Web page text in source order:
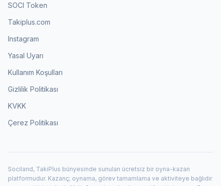
SOCI Token
Takiplus.com
Instagram
Yasal Uyarı
Kullanım Koşulları
Gizlilik Politikası
KVKK
Çerez Politikası
Sociland, TakiPlus bünyesinde sunulan ücretsiz bir oyna-kazan
platformudur. Kazanç; oynama, görev tamamlama ve aktiviteye bağlıdır